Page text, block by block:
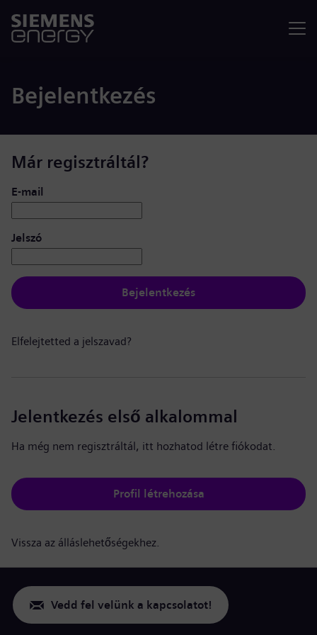
Bejelentkezés
Már regisztráltál?
Bejelentkezés: felhasználó és jelszó
E-mail
Jelszó
Bejelentkezés
Elfelejtetted a jelszavad?
Jelentkezés első alkalommal
Ha még nem regisztráltál, itt hozhatod létre fiókodat.
Profil létrehozása
Vissza az álláslehetőségekhez.
Vedd fel velünk a kapcsolatot!